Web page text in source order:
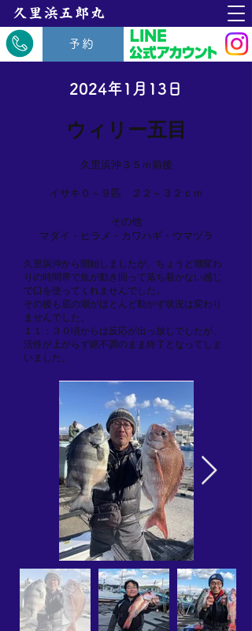
​久里浜五郎丸
予約
2024年1月13日
ウィリー五目
久里浜沖３５ｍ前後
イサキ０～９匹 ２２～３２ｃｍ
その他
マダイ・ヒラメ・カワハギ・ウマヅラ
久里浜沖から開始しましたが、ちょうど潮変わ
りの時間帯で魚が動き回って落ち着かない感じ
で口を使ってくれませんでした。
その後も底の潮がほとんど動かず状況は変わり
ませんでした。
１１：３０頃からは反応が出っ放しでしたが、
活性が上がらず絶不調のまま終了となってしま
いました。